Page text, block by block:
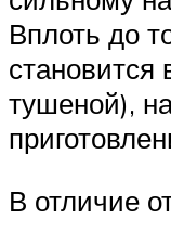
Вплоть до
становится
тушеной),
В отличие